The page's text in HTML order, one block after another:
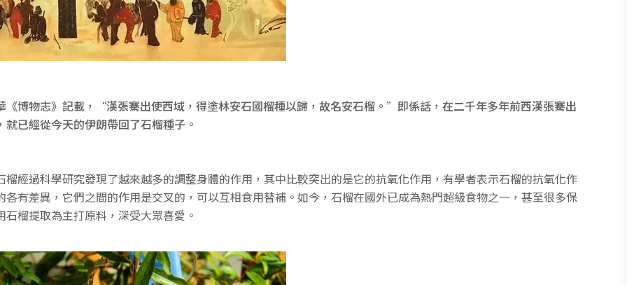
《博物志》記載，“漢張騫出使西域，得塗林安石國榴種以歸，故名安石榴。”即係話，在二千年多年前西漢張騫出
就已經從今天的伊朗帶回了石榴種子。
榴經過科學研究發現了越來越多的調整身體的作用，其中比較突出的是它的抗氧化作用，有學者表示石榴的抗氧化作
各有差異，它們之間的作用是交叉的，可以互相食用替補。如今，石榴在國外已成為熱門超級食物之一，甚至很多保
石榴提取為主打原料，深受大眾喜愛。